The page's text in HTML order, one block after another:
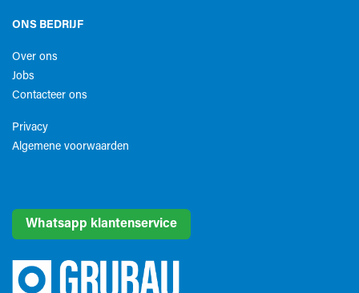
ONS BEDRIJF
Over ons
Jobs
Contacteer ons
Privacy
Algemene voorwaarden​
Whatsapp klantenservice